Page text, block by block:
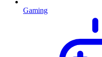
Gaming